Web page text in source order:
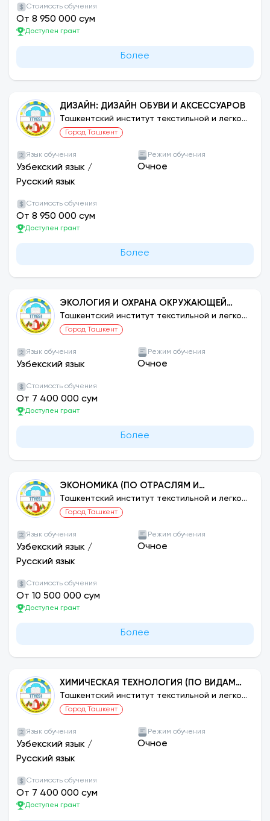
Стоимость обучения
От 8 950 000 сум
Доступен грант
Более
ДИЗАЙН: ДИЗАЙН ОБУВИ И АКСЕССУАРОВ
Ташкентский институт текстильной и легкой
промышленности
Город Ташкент
Язык обучения
Узбекский язык /
Русский язык
Режим обучения
Очное
Стоимость обучения
От 8 950 000 сум
Доступен грант
Более
ЭКОЛОГИЯ И ОХРАНА ОКРУЖАЮЩЕЙ
СРЕДЫ (ПО ОТРАСЛЯМ И ОТРАСЛЯМ)
Ташкентский институт текстильной и легкой
промышленности
Город Ташкент
Язык обучения
Узбекский язык
Режим обучения
Очное
Стоимость обучения
От 7 400 000 сум
Доступен грант
Более
ЭКОНОМИКА (ПО ОТРАСЛЯМ И
ОТРАСЛЯМ)
Ташкентский институт текстильной и легкой
промышленности
Город Ташкент
Язык обучения
Узбекский язык /
Русский язык
Режим обучения
Очное
Стоимость обучения
От 10 500 000 сум
Доступен грант
Более
ХИМИЧЕСКАЯ ТЕХНОЛОГИЯ (ПО ВИДАМ
ПРОИЗВОДСТВА)
Ташкентский институт текстильной и легкой
промышленности
Город Ташкент
Язык обучения
Узбекский язык /
Русский язык
Режим обучения
Очное
Стоимость обучения
От 7 400 000 сум
Доступен грант